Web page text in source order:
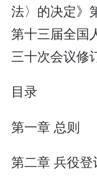
法〉的决定》
第十三届全国
三十次会议修
目录
第一章 总则
第二章 兵役登